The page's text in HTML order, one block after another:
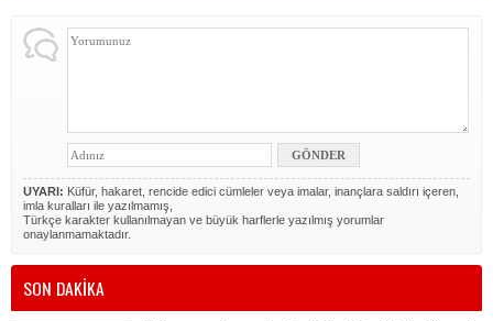
UYARI: Küfür, hakaret, rencide edici cümleler veya imalar, inançlara saldırı içeren,
imla kuralları ile yazılmamış,
Türkçe karakter kullanılmayan ve büyük harflerle yazılmış yorumlar
onaylanmamaktadır.
SON DAKİKA